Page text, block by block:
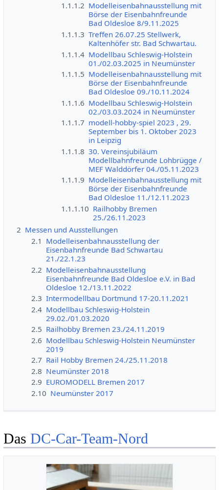
1.1.1.2 Modelleisenbahnausstellung mit
Börse der Eisenbahnfreunde
Bad Oldesloe 8/9.11.2025
1.1.1.3 Treffen 26.07.25 Stellwerk,
Kaltenhöfer str. Bad Schwartau.
1.1.1.4 Modellbau Schleswig-Holstein
01./02.03.2025 in Neumünster
1.1.1.5 Modelleisenbahnausstellung mit
Börse der Eisenbahnfreunde
Bad Oldesloe 09./10.11.2024
1.1.1.6 Modellbau Schleswig-Holstein
02./03.03.2024 in Neumünster
1.1.1.7 modell-hobby-spiel 2023 , 29.
September bis 1. Oktober 2023
in Leipzig
1.1.1.8 30. Vereinsjubiläum
Modellbahnfreunde Lohbrügge /
MEF Walddörfer 04./05.11.2023
1.1.1.9 Modelleisenbahnausstellung mit
Börse der Eisenbahnfreunde
Bad Oldesloe 11./12.11.2023
1.1.1.10 Railhobby Bremen
25./26.11.2023
2 Messen und Ausstellungen
2.1 Modelleisenbahnausstellung der
Eisenbahnfreunde Bad Schwartau
21./22.1.23
2.2 Modelleisenbahnausstellung
Eisenbahnfreunde Bad Oldesloe e.V. in Bad
Oldesloe 12./13.11.2022
2.3 Intermodellbau Dortmund 17-20.11.2021
2.4 Modellbau Schleswig-Holstein
29.02./01.03.2020
2.5 Railhobby Bremen 23./24.11.2019
2.6 Modellbau Schleswig-Holstein Neumünster
2019
2.7 Rail Hobby Bremen 24./25.11.2018
2.8 Neumünster 2018
2.9 EUROMODELL Bremen 2017
2.10 Neumünster 2017
Das DC-Car-Team-Nord